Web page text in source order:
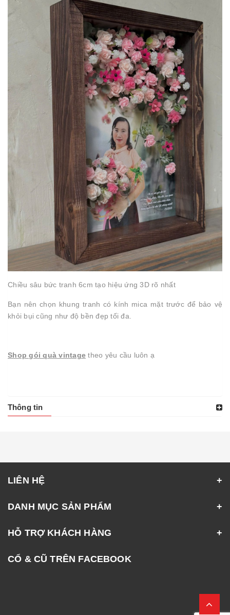
Chiều sâu bức tranh 6cm tạo hiệu ứng 3D rõ nhất
Bạn nên chọn khung tranh có kính mica mặt trước để bảo vệ
khỏi bụi cũng như độ bền đẹp tối đa.
Shop gói quà vintage theo yêu cầu luôn ạ
Thông tin
LIÊN HỆ
DANH MỤC SẢN PHẨM
HỖ TRỢ KHÁCH HÀNG
CỔ & CŨ TRÊN FACEBOOK